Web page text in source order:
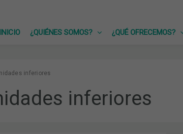
INICIO
¿QUIÉNES SOMOS? ¿QUÉ OFRECEMOS?
inferiores
inferiores